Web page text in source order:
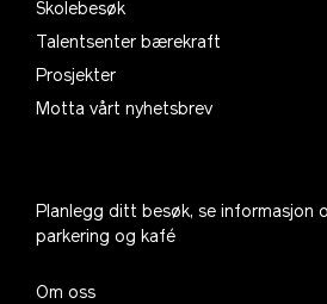
Skolebesøk
Talentsenter bærekraft
Prosjekter
Motta vårt nyhetsbrev
Planlegg ditt besøk, se informasjon
parkering og kafé
Om oss